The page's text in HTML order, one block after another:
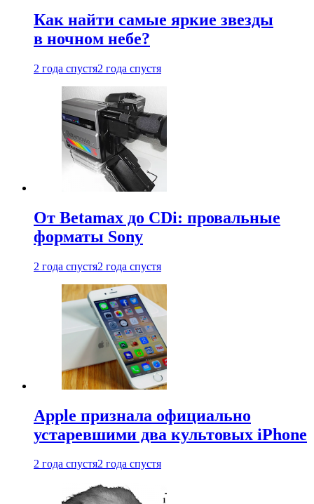
Как найти самые яркие звезды
в ночном небе?
2 года спустя2 года спустя
От Betamax до CDi: провальные
форматы Sony
2 года спустя2 года спустя
Apple признала официально
устаревшими два культовых iPhone
2 года спустя2 года спустя